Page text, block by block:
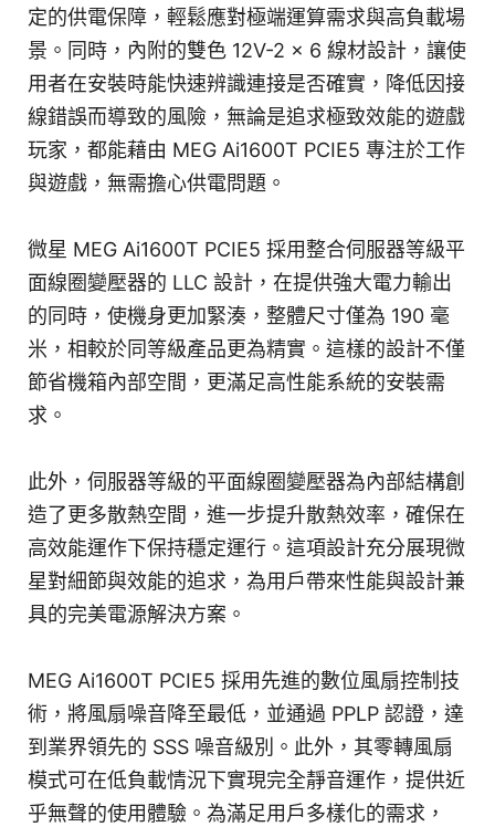
定的供電保障，輕鬆應對極端運算需求與高負載場
景。同時，內附的雙色 12V-2 x 6 線材設計，讓使
用者在安裝時能快速辨識連接是否確實，降低因接
線錯誤而導致的風險，無論是追求極致效能的遊戲
玩家，都能藉由 MEG Ai1600T PCIE5 專注於工作
與遊戲，無需擔心供電問題。
微星 MEG Ai1600T PCIE5 採用整合伺服器等級平
面線圈變壓器的 LLC 設計，在提供強大電力輸出
的同時，使機身更加緊湊，整體尺寸僅為 190 毫
米，相較於同等級產品更為精實。這樣的設計不僅
節省機箱內部空間，更滿足高性能系統的安裝需
求。
此外，伺服器等級的平面線圈變壓器為內部結構創
造了更多散熱空間，進一步提升散熱效率，確保在
高效能運作下保持穩定運行。這項設計充分展現微
星對細節與效能的追求，為用戶帶來性能與設計兼
具的完美電源解決方案。
MEG Ai1600T PCIE5 採用先進的數位風扇控制技
術，將風扇噪音降至最低，並通過 PPLP 認證，達
到業界領先的 SSS 噪音級別。此外，其零轉風扇
模式可在低負載情況下實現完全靜音運作，提供近
乎無聲的使用體驗。為滿足用戶多樣化的需求，